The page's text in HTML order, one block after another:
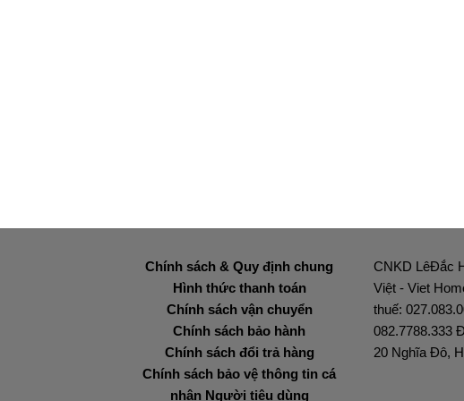
Chính sách & Quy định chung
Hình thức thanh toán
Chính sách vận chuyển
Chính sách bảo hành
Chính sách đổi trả hàng
Chính sách bảo vệ thông tin cá
nhân Người tiêu dùng
CNKD LêĐắc
Việt - Viet
thuế:
082.7788.333
20 Nghĩa Đô,